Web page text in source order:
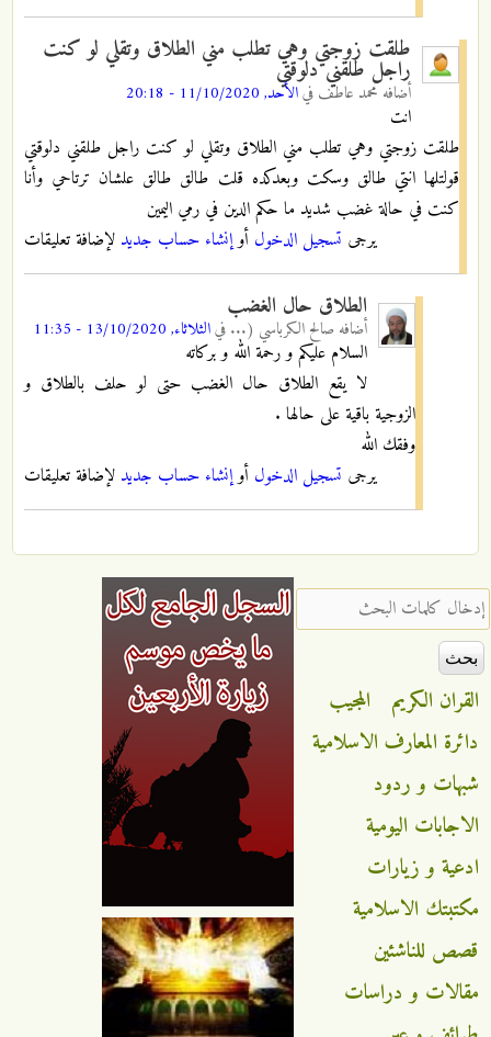
طلقت زوجتي وهي تطلب مني الطلاق وتقلي لو كنت
راجل طلقني دلوقتي
أضافه محمد عاطف فيالأحد, 11/10/2020 - 20:18
انت
طلقت زوجتي وهي تطلب مني الطلاق وتقلي لو كنت راجل طلقني دلوقتي
قولتلها انتي طالق وسكت وبعدكده قلت طالق طالق علشان ترتاحي وأنا
كنت في حالة غضب شديد ما حكم الدين في رمي اليمين
يرجى تسجيل الدخول أوإنشاء حساب جديد لإضافة تعليقات
الطلاق حال الغضب
أضافه صالح الكرباسي (... فيالثلاثاء, 13/10/2020 - 11:35
السلام عليكم و رحمة الله و بركاته
لا يقع الطلاق حال الغضب حتى لو حلف بالطلاق و
الزوجية باقية على حالها .
وفقك الله
يرجى تسجيل الدخول أوإنشاء حساب جديد لإضافة تعليقات
‏إدخال كلمات البحث ‏
القران الكريم
المجيب
دائرة المعارف الاسلامية
شبهات و ردود
الاجابات اليومية
ادعية و زيارات
مكتبتك الاسلامية
قصص للناشئين
مقالات و دراسات